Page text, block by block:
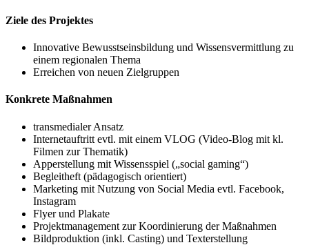
Ziele des Projektes
Innovative Bewusstseinsbildung und Wissensvermittlung zu
einem regionalen Thema
Erreichen von neuen Zielgruppen
Konkrete Maßnahmen
transmedialer Ansatz
Internetauftritt evtl. mit einem VLOG (Video-Blog mit kl.
Filmen zur Thematik)
Apperstellung mit Wissensspiel („social gaming“)
Begleitheft (pädagogisch orientiert)
Marketing mit Nutzung von Social Media evtl. Facebook,
Instagram
Flyer und Plakate
Projektmanagement zur Koordinierung der Maßnahmen
Bildproduktion (inkl. Casting) und Texterstellung